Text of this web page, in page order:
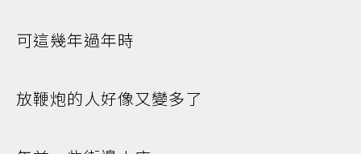
可這幾年過年時
放鞭炮的人好像又變多了